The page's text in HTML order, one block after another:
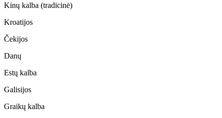
Kinų kalba (tradicinė)
Kroatijos
Čekijos
Danų
Estų kalba
Galisijos
Graikų kalba